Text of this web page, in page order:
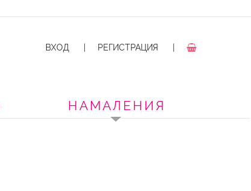
ВХОД РЕГИСТРАЦИЯ
НАМАЛЕНИЯ